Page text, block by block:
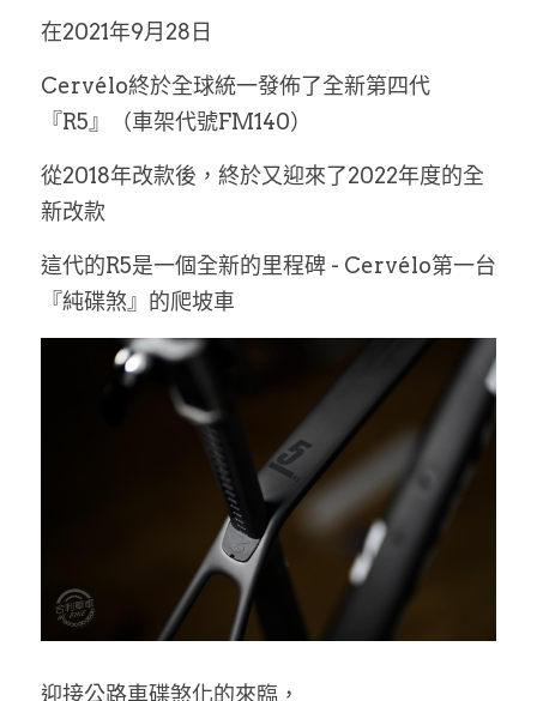
在2021年9月28日
Cervélo終於全球統一發佈了全新第四代
『R5』（車架代號FM140）
從2018年改款後，終於又迎來了2022年度的全
新改款
這代的R5是一個全新的里程碑 - Cervélo第一台
『純碟煞』的爬坡車
迎接公路車碟煞化的來臨，